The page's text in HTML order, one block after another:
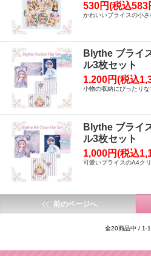
530円(税込583
かわいいブライスの小
Blythe ブライ
ル3枚セット
1,200円(税込
小物の収納にぴったり
Blythe ブライ
ル3枚セット
1,000円(税込
可愛いブライスのA4ク
前のページへ
全20商品中 / 1-